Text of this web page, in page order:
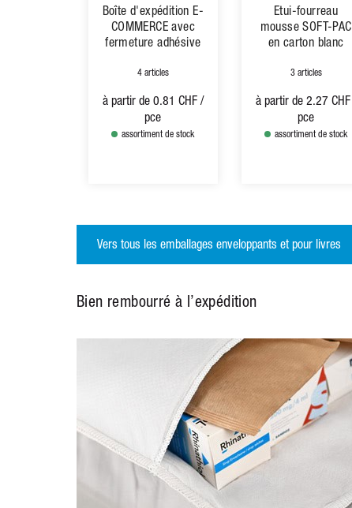
Boîte d'expédition E-
COMMERCE avec
fermeture adhésive
4 articles
à partir de 0.81 CHF /
pce
assortiment de stock
Etui-fourreau
mousse SOFT-PAC
en carton blanc
3 articles
à partir de 2.27 CHF
pce
assortiment de stock
Vers tous les emballages enveloppants et pour livres
Bien rembourré à l’expédition